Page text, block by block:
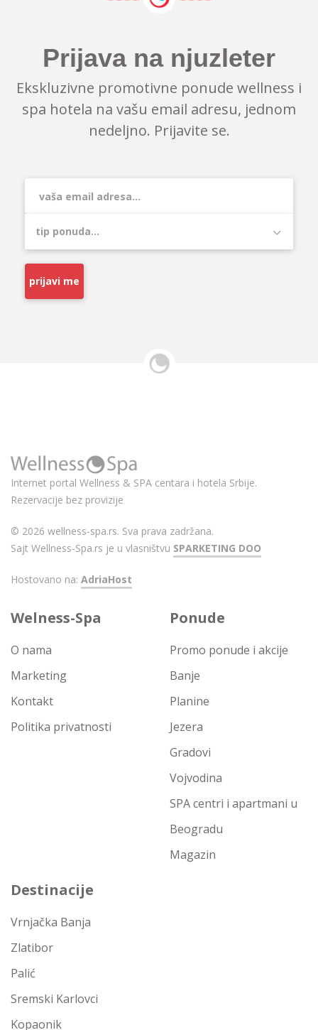
Prijava na njuzleter
Ekskluzivne promotivne ponude wellness i
spa hotela na vašu email adresu, jednom
nedeljno. Prijavite se.
prijavi me
Internet portal Wellness & SPA centara i hotela Srbije.
Rezervacije bez provizije
© 2026 wellness-spa.rs. Sva prava zadržana.
Sajt Wellness-Spa.rs je u vlasništvu SPARKETING DOO
Hostovano na: AdriaHost
Welness-Spa
O nama
Marketing
Kontakt
Politika privatnosti
Ponude
Promo ponude i akcije
Banje
Planine
Jezera
Gradovi
Vojvodina
SPA centri i apartmani u
Beogradu
Magazin
Destinacije
Vrnjačka Banja
Zlatibor
Palić
Sremski Karlovci
Kopaonik